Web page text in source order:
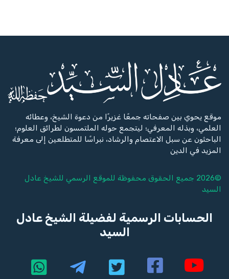
موقع يحوي بين صفحاته جمعًا غزيرًا من دعوة الشيخ، وعطائه
العلمي، وبذله المعرفي؛ ليتجمع حوله الملتمسون لطرائق العلوم؛
الباحثون عن سبل الاعتصام والرشاد، نبراسًا للمتطلعين إلى معرفة
المزيد في الدين
©2026 جميع الحقوق محفوظة للموقع الرسمي للشيخ
عادل
السيد
الحسابات الرسمية لفضيلة الشيخ عادل
السيد